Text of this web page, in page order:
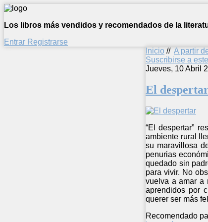
Los libros más vendidos y recomendados de la
Entrar Registrarse
Inicio // A partir
Suscribirse a
Jueves, 10 Abril
El despertar
“El despertar”
ambiente rural
su maravillosa
penurias
quedado sin
para vivir. No
vuelva a amar a
aprendidos por
querer ser más
Recomendado